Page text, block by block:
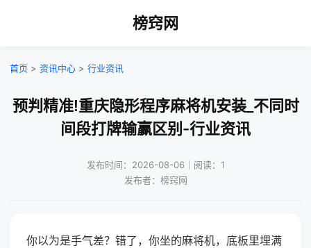
榜窍网
首页 > 资讯中心 > 行业资讯
预判精准!重庆隐形程序麻将机安装_不同时
间段打牌输赢区别-行业资讯
发布时间：2026-08-06｜阅读：1
发布者：榜窍网
你以为是手气差？错了，你坐的麻将机，底板里埋满